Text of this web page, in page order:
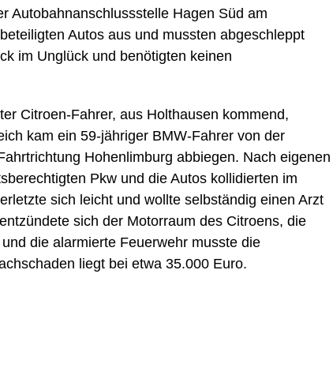
Autobahnanschlussstelle Hagen Süd am
Autos aus und mussten abgeschleppt
im Unglück und benötigten keinen
Citroen-Fahrer, aus Holthausen kommend,
kam ein 59-jähriger BMW-Fahrer von der
Hohenlimburg abbiegen. Nach eigenen
Pkw und die Autos kollidierten im
sich leicht und wollte selbständig einen Arzt
sich der Motorraum des Citroens, die
die alarmierte Feuerwehr musste die
liegt bei etwa 35.000 Euro.